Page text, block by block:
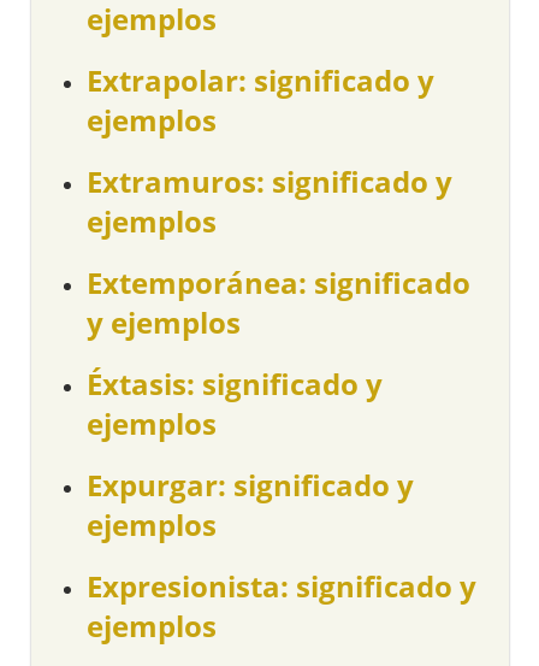
ejemplos
Extrapolar: significado y
ejemplos
Extramuros: significado y
ejemplos
Extemporánea: significado
y ejemplos
Éxtasis: significado y
ejemplos
Expurgar: significado y
ejemplos
Expresionista: significado y
ejemplos